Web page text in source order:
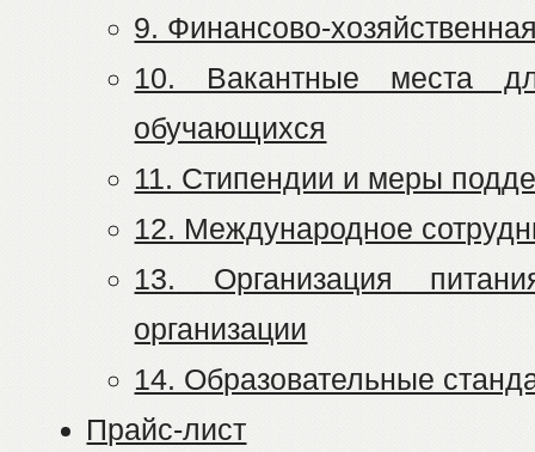
9. Финансово-
10. Вакантные места
обучающихся
11. Стипендии и меры
12. Международное
13. Организация
организации
14. Образовательные
Прайс-лист